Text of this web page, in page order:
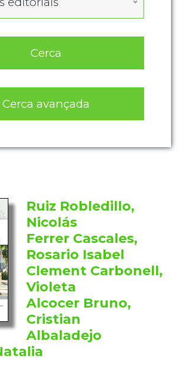
Cerca
Cerca avançada
Ruiz Robledillo,
Nicolás
Ferrer Cascales,
Rosario Isabel
Clement Carbonell,
Violeta
Alcocer Bruno,
Cristian
Albaladejo